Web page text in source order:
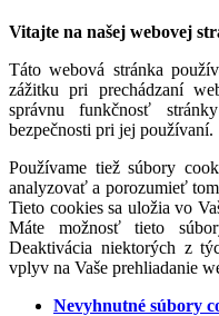
Vitajte na našej webovej
Táto webová stránka
zážitku pri prechádzaní
správnu funkčnosť
bezpečnosti pri jej používaní.
Používame tiež súbory
analyzovať a porozumieť
Tieto cookies sa uložia vo
Máte možnosť tieto
Deaktivácia niektorých z
vplyv na Vaše prehliadanie
Nevyhnutné súbory